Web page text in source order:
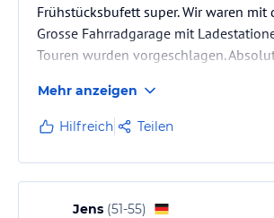
Frühstücksbufett super. Wir waren mit
Grosse Fahrradgarage mit
Touren wurden vorgeschlagen.
Mehr anzeigen
Hilfreich Teilen
Jens (51-55)